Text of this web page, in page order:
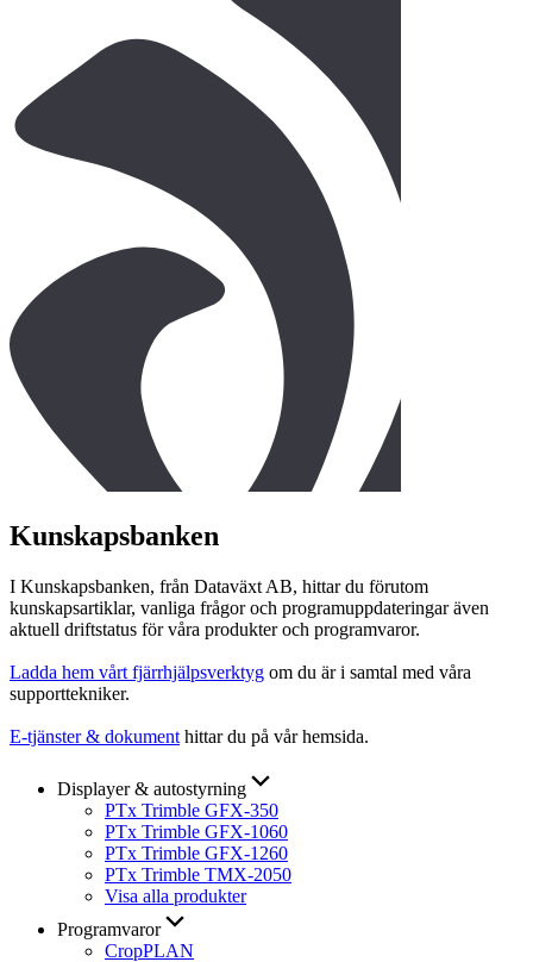
Kunskapsbanken
I Kunskapsbanken, från Dataväxt AB, hittar du förutom
kunskapsartiklar, vanliga frågor och programuppdateringar även
aktuell driftstatus för våra produkter och programvaror.
Ladda hem vårt fjärrhjälpsverktyg om du är i samtal med våra
supporttekniker.
E-tjänster & dokument hittar du på vår hemsida.
Displayer & autostyrning
PTx Trimble GFX-350
PTx Trimble GFX-1060
PTx Trimble GFX-1260
PTx Trimble TMX-2050
Visa alla produkter
Programvaror
CropPLAN